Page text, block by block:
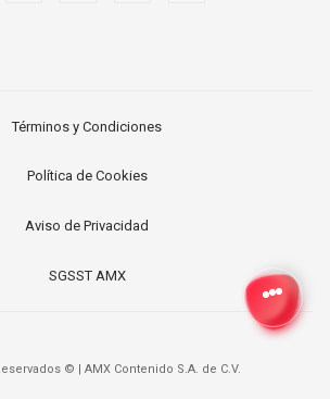
Términos y Condiciones
Política de Cookies
Aviso de Privacidad
SGSST AMX
© | AMX Contenido S.A. de C.V.